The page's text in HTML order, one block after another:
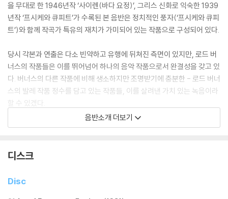
을 무대로 한 1946년작 ‘사이렌(바다 요정)’, 그리스 신화로 익숙한 1939
년작 ‘프시케와 큐피트’가 수록된 본 음반은 정치적인 풍자(‘프시케와 큐피
트’)와 함께 작곡가 특유의 재치가 가미되어 있는 작품으로 구성되어 있다.
당시 각본과 연출은 다소 빈약하고 유행에 뒤쳐진 측면이 있지만, 로드 버
너스의 작품들은 이를 뛰어넘어 하나의 음악 작품으로서 완결성을 갖고 있
다. 버너스의 다른 작품에 비해 생소하지만 조명받기에 충분한 - 로드 버너
스의 발레 작품 정수를 담고 있는 작품들, 이를 살려낸 가치 있는 녹음이라
할 수 있겠다.
* <사이렌> 세계 최초 녹음. - ‘서곡’(2번 트랙), ‘상류사회 사람들의 입장
음반소개 더보기
디스크
Disc